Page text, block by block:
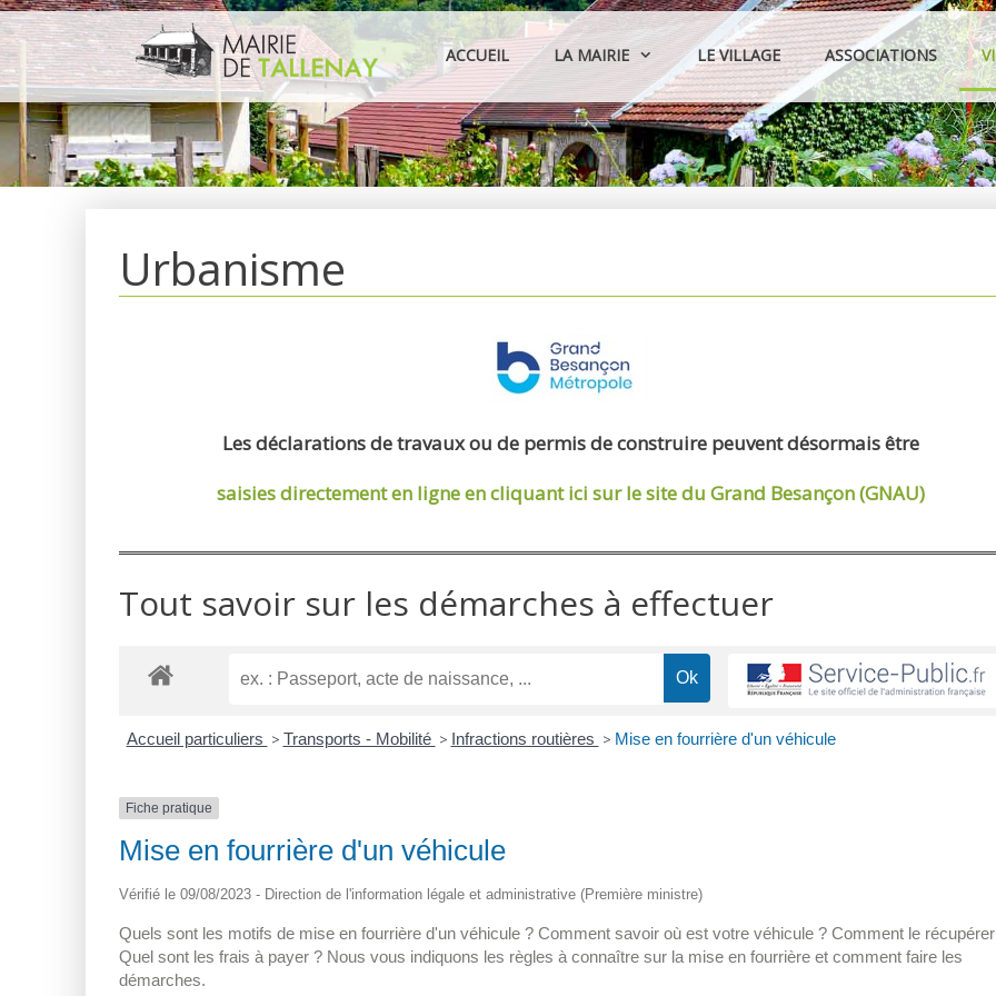
Aller
au
contenu
ACCUEIL LA MAIRIE LE VILLAGE ASSOCIATIONS
Urbanisme
Les déclarations de travaux ou de permis de construire peuvent désormais être
saisies directement en ligneen cliquant ici sur le site du Grand Besançon (GNAU)
Tout savoir sur les démarches à effectuer
Accueil particuliers > Transports - Mobilité > Infractions routières > Mise en fourrière d'un véhicule
Fiche pratique
Mise en fourrière d'un véhicule
Vérifié le 09/08/2023 - Direction de l'information légale et administrative (Première ministre)
Quels sont les motifs de mise en fourrière d'un véhicule ? Comment savoir où est votre véhicule ? Comment le
Quel sont les frais à payer ? Nous vous indiquons les règles à connaître sur la mise en fourrière et comment faire les
démarches.